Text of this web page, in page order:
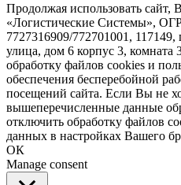
Продолжая использовать сайт,
«Логистические Системы»,
7727316909/772701001,
улица, дом 6 корпус 3, комната
обработку файлов cookies и
обеспечения бесперебойной
посещений сайта. Если Вы не
вышеперечисленные данные
отключить обработку файлов
данных в настройках Вашего
ОК
Manage consent